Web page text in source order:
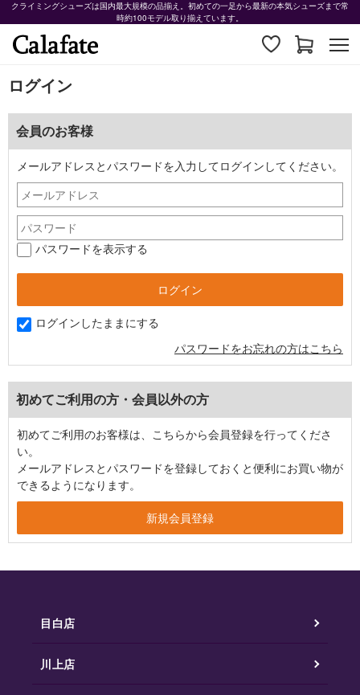
クライミングシューズは国内最大規模の品揃え。初めての一足から最新の本気シューズまで常
時約100モデル取り揃えています。
ログイン
会員のお客様
メールアドレスとパスワードを入力してログインしてください。
パスワードを表示する
ログインしたままにする
パスワードをお忘れの方はこちら
初めてご利用の方・会員以外の方
初めてご利用のお客様は、こちらから会員登録を行ってくださ
い。
メールアドレスとパスワードを登録しておくと便利にお買い物が
できるようになります。
目白店
川上店